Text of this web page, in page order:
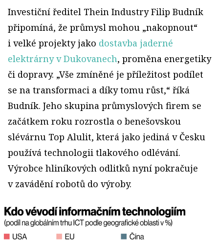
Investiční ředitel Thein Industry Filip Budník
připomíná, že průmysl mohou „nakopnout“
i velké projekty jako dostavba jaderné
elektrárny v Dukovanech, proměna energetiky
či dopravy. „Vše zmíněné je příležitost podílet
se na transformaci a díky tomu růst,“ říká
Budník. Jeho skupina průmyslových firem se
začátkem roku rozrostla o benešovskou
slévárnu Top Alulit, která jako jediná v Česku
používá technologii tlakového odlévání.
Výrobce hliníkových odlitků nyní pokračuje
v zavádění robotů do výroby.